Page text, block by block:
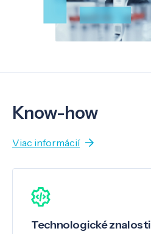
Know-how
Viac informácií
Technologické znalosti